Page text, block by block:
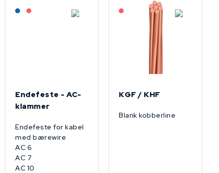
Lagerført: NEK Kabel
På forespørsel
Endefeste - AC-
klammer
Endefeste for kabel
med bærewire
AC 6
AC 7
AC 10
På forespørsel
KGF / KHF
Blank kobberline